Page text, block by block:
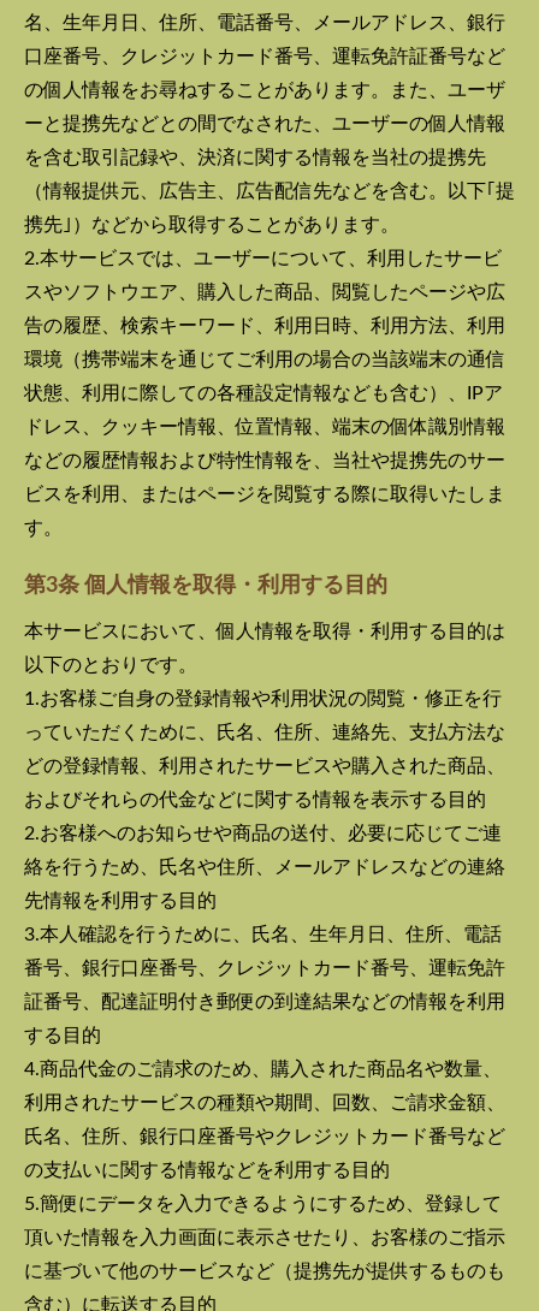
名、生年月日、住所、電話番号、メールアドレス、銀行
口座番号、クレジットカード番号、運転免許証番号など
の個人情報をお尋ねすることがあります。また、ユーザ
ーと提携先などとの間でなされた、ユーザーの個人情報
を含む取引記録や、決済に関する情報を当社の提携先
（情報提供元、広告主、広告配信先などを含む。以下｢提
携先｣）などから取得することがあります。
2.本サービスでは、ユーザーについて、利用したサービ
スやソフトウエア、購入した商品、閲覧したページや広
告の履歴、検索キーワード、利用日時、利用方法、利用
環境（携帯端末を通じてご利用の場合の当該端末の通信
状態、利用に際しての各種設定情報なども含む）、IPア
ドレス、クッキー情報、位置情報、端末の個体識別情報
などの履歴情報および特性情報を、当社や提携先のサー
ビスを利用、またはページを閲覧する際に取得いたしま
す。
第3条 個人情報を取得・利用する目的
本サービスにおいて、個人情報を取得・利用する目的は
以下のとおりです。
1.お客様ご自身の登録情報や利用状況の閲覧・修正を行
っていただくために、氏名、住所、連絡先、支払方法な
どの登録情報、利用されたサービスや購入された商品、
およびそれらの代金などに関する情報を表示する目的
2.お客様へのお知らせや商品の送付、必要に応じてご連
絡を行うため、氏名や住所、メールアドレスなどの連絡
先情報を利用する目的
3.本人確認を行うために、氏名、生年月日、住所、電話
番号、銀行口座番号、クレジットカード番号、運転免許
証番号、配達証明付き郵便の到達結果などの情報を利用
する目的
4.商品代金のご請求のため、購入された商品名や数量、
利用されたサービスの種類や期間、回数、ご請求金額、
氏名、住所、銀行口座番号やクレジットカード番号など
の支払いに関する情報などを利用する目的
5.簡便にデータを入力できるようにするため、登録して
頂いた情報を入力画面に表示させたり、お客様のご指示
に基づいて他のサービスなど（提携先が提供するものも
含む）に転送する目的